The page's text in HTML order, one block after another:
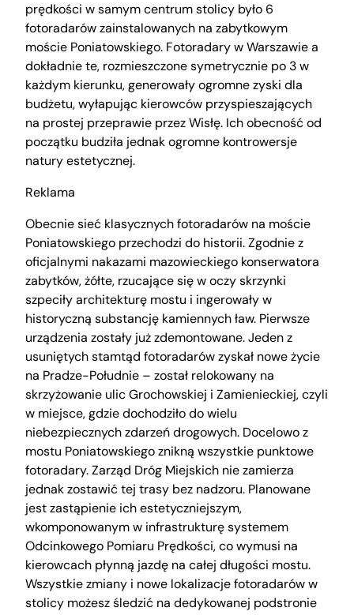
prędkości w samym centrum stolicy było 6
fotoradarów zainstalowanych na zabytkowym
moście Poniatowskiego. Fotoradary w Warszawie a
dokładnie te, rozmieszczone symetrycznie po 3 w
każdym kierunku, generowały ogromne zyski dla
budżetu, wyłapując kierowców przyspieszających
na prostej przeprawie przez Wisłę. Ich obecność od
początku budziła jednak ogromne kontrowersje
natury estetycznej.
Reklama
Obecnie sieć klasycznych fotoradarów na moście
Poniatowskiego przechodzi do historii. Zgodnie z
oficjalnymi nakazami mazowieckiego konserwatora
zabytków, żółte, rzucające się w oczy skrzynki
szpeciły architekturę mostu i ingerowały w
historyczną substancję kamiennych ław. Pierwsze
urządzenia zostały już zdemontowane. Jeden z
usuniętych stamtąd fotoradarów zyskał nowe życie
na Pradze-Południe – został relokowany na
skrzyżowanie ulic Grochowskiej i Zamienieckiej, czyli
w miejsce, gdzie dochodziło do wielu
niebezpiecznych zdarzeń drogowych. Docelowo z
mostu Poniatowskiego znikną wszystkie punktowe
fotoradary. Zarząd Dróg Miejskich nie zamierza
jednak zostawić tej trasy bez nadzoru. Planowane
jest zastąpienie ich estetyczniejszym,
wkomponowanym w infrastrukturę systemem
Odcinkowego Pomiaru Prędkości, co wymusi na
kierowcach płynną jazdę na całej długości mostu.
Wszystkie zmiany i nowe lokalizacje fotoradarów w
stolicy możesz śledzić na dedykowanej podstronie